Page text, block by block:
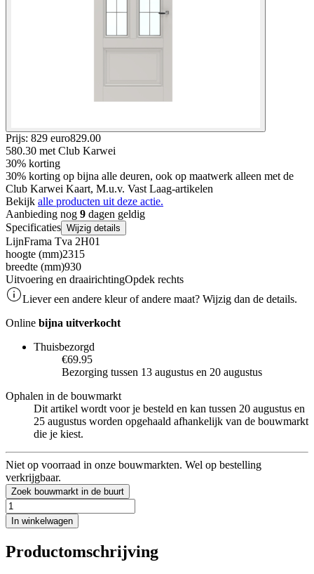
Prijs: 829 euro829.00
580.30 met Club Karwei
30% korting
30% korting op bijna alle deuren, ook op maatwerk alleen met de
Club Karwei Kaart, M.u.v. Vast Laag-artikelen
Bekijk alle producten uit deze actie.
Aanbieding nog 9 dagen geldig
Specificaties Wijzig details
LijnFrama Tva 2H01
hoogte (mm)2315
breedte (mm)930
Uitvoering en draairichtingOpdek rechts
Liever een andere kleur of andere maat? Wijzig dan de details.
Online bijna uitverkocht
Thuisbezorgd
€69.95
Bezorging tussen 13 augustus en 20 augustus
Ophalen in de bouwmarkt
Dit artikel wordt voor je besteld en kan tussen 20 augustus en
25 augustus worden opgehaald afhankelijk van de bouwmarkt
die je kiest.
Niet op voorraad in onze bouwmarkten. Wel op bestelling
verkrijgbaar.
Zoek bouwmarkt in de buurt
In winkelwagen
Productomschrijving